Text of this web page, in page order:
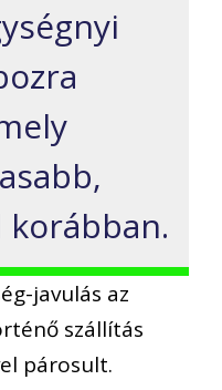
korábban.
javulás az
szállítás
párosult.